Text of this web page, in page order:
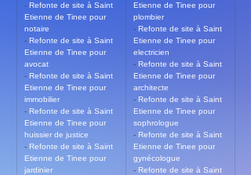
- Refonte de site à Saint
Etienne de Tinee pour
notaire
- Refonte de site à Saint
Etienne de Tinee pour
avocat
- Refonte de site à Saint
Etienne de Tinee pour
immobilier
- Refonte de site à Saint
Etienne de Tinee pour
huissier de justice
- Refonte de site à Saint
Etienne de Tinee pour
jardinier
Etienne de Tinee pour
plombier
- Refonte de site à Saint
Etienne de Tinee pour
electricien
- Refonte de site à Saint
Etienne de Tinee pour
architecte
- Refonte de site à Saint
Etienne de Tinee pour
sophrologue
- Refonte de site à Saint
Etienne de Tinee pour
gynécologue
- Refonte de site à Saint